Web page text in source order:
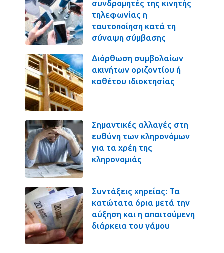
συνδρομητές της κινητής
τηλεφωνίας η
ταυτοποίηση κατά τη
σύναψη σύμβασης
Διόρθωση συμβολαίων
ακινήτων οριζοντίου ή
καθέτου ιδιοκτησίας
Σημαντικές αλλαγές στη
ευθύνη των κληρονόμων
για τα χρέη της
κληρονομιάς
Συντάξεις χηρείας: Τα
κατώτατα όρια μετά την
αύξηση και η απαιτούμενη
διάρκεια του γάμου